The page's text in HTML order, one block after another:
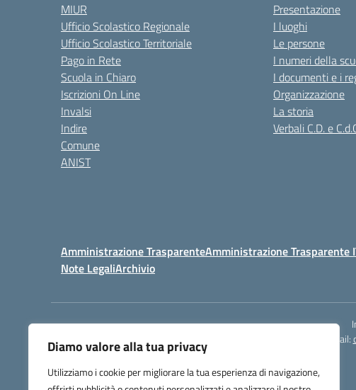
Diamo valore alla tua privacy
Utilizziamo i cookie per migliorare la tua esperienza di navigazione,
MIUR
Ufficio Scolastico Regionale
Ufficio Scolastico Territoriale
Pago in Rete
Scuola in Chiaro
Iscrizioni On Line
Invalsi
Indire
Comune
ANIST
Presentazione
I luoghi
Le persone
I numeri della
I documenti e i
Organizzazione
La storia
Verbali C.D. e
Amministrazione TrasparenteAmministrazione Trasparente
Note LegaliArchivio
Email: